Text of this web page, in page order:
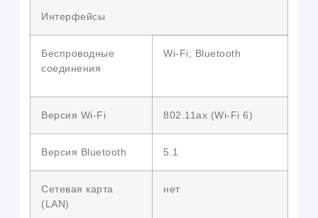
Интерфейсы
Беспроводные
соединения
Wi-Fi; Bluetooth
Версия Wi-Fi 802.11ax (Wi-Fi 6)
Версия Bluetooth 5.1
Сетевая карта
(LAN)
нет